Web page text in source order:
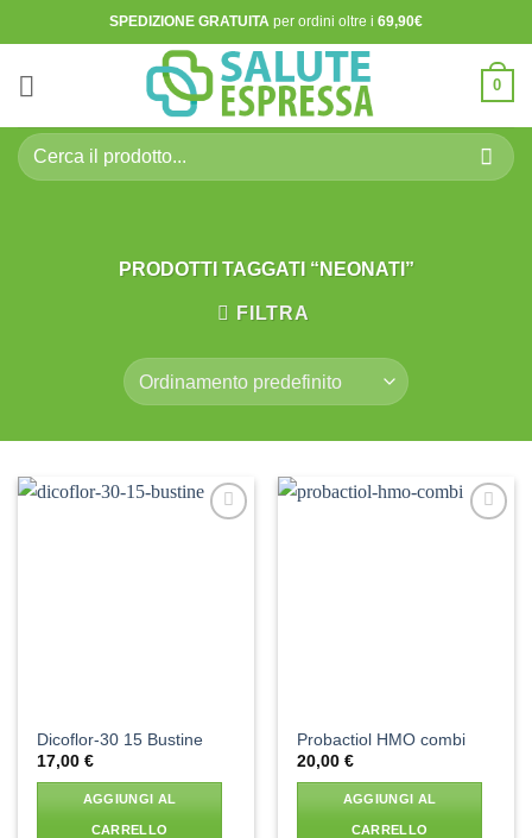
ai
contenuti
SPEDIZIONE GRATUITA per ordini oltre i 69,90€
0
Cerca:
PRODOTTI TAGGATI “NEONATI”
FILTRA
Dicoflor-30 15 Bustine
17,00€
AGGIUNGI AL
CARRELLO
Probactiol HMO combi
20,00€
AGGIUNGI AL
CARRELLO